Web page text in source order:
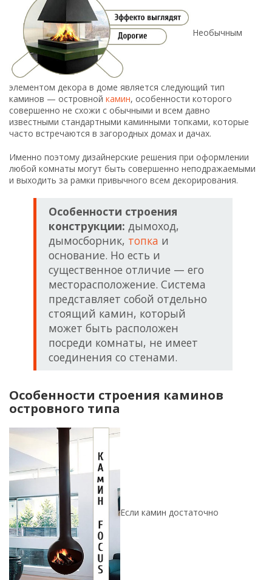
Необычным
элементом декора в доме является следующий тип
каминов — островной камин, особенности которого
совершенно не схожи с обычными и всем давно
известными стандартными каминными топками, которые
часто встречаются в загородных домах и дачах.
Именно поэтому дизайнерские решения при оформлении
любой комнаты могут быть совершенно неподражаемыми
и выходить за рамки привычного всем декорирования.
Особенности строения
конструкции: дымоход,
дымосборник, топка и
основание. Но есть и
существенное отличие — его
месторасположение. Система
представляет собой отдельно
стоящий камин, который
может быть расположен
посреди комнаты, не имеет
соединения со стенами.
Особенности строения каминов
островного типа
Если камин достаточно